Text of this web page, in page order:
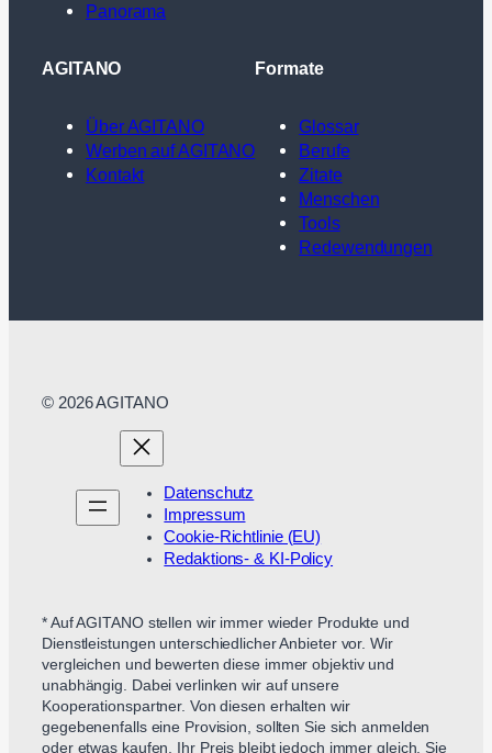
Panorama
AGITANO
Über AGITANO
Werben auf AGITANO
Kontakt
Formate
Glossar
Berufe
Zitate
Menschen
Tools
Redewendungen
© 2026 AGITANO
Datenschutz
Impressum
Cookie-Richtlinie (EU)
Redaktions- & KI-Policy
* Auf AGITANO stellen wir immer wieder Produkte und
Dienstleistungen unterschiedlicher Anbieter vor. Wir
vergleichen und bewerten diese immer objektiv und
unabhängig. Dabei verlinken wir auf unsere
Kooperationspartner. Von diesen erhalten wir
gegebenenfalls eine Provision, sollten Sie sich anmelden
oder etwas kaufen. Ihr Preis bleibt jedoch immer gleich. Sie